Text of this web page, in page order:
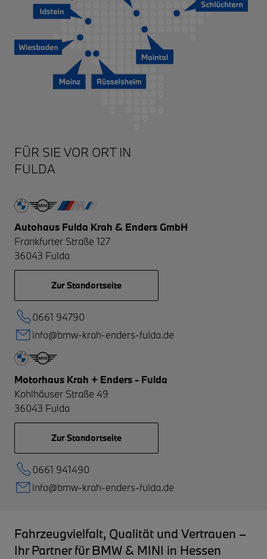
FULDA
Autohaus Fulda Krah & Enders GmbH
Frankfurter Straße 127
36043 Fulda
Zur Standortseite
0661 94790
info@bmw-krah-enders-fulda.de
Motorhaus Krah + Enders - Fulda
Kohlhäuser Straße 49
36043 Fulda
Zur Standortseite
0661 941490
info@bmw-krah-enders-fulda.de
Fahrzeugvielfalt, Qualität und Vertrauen –
Ihr Partner für BMW & MINI in Hessen